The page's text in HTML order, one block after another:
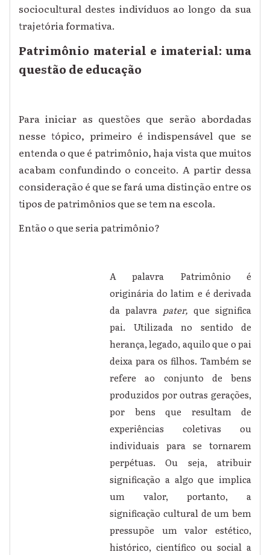
sociocultural destes indivíduos ao longo da sua
trajetória formativa.
Patrimônio material e imaterial: uma
questão de educação
Para iniciar as questões que serão abordadas
nesse tópico, primeiro é indispensável que se
entenda o que é patrimônio, haja vista que muitos
acabam confundindo o conceito. A partir dessa
consideração é que se fará uma distinção entre os
tipos de patrimônios que se tem na escola.
Então o que seria patrimônio?
A palavra Patrimônio é
originária do latim e é derivada
da palavra pater, que significa
pai. Utilizada no sentido de
herança, legado, aquilo que o pai
deixa para os filhos. Também se
refere ao conjunto de bens
produzidos por outras gerações,
por bens que resultam de
experiências coletivas ou
individuais para se tornarem
perpétuas. Ou seja, atribuir
significação a algo que implica
um valor, portanto, a
significação cultural de um bem
pressupõe um valor estético,
histórico, científico ou social a